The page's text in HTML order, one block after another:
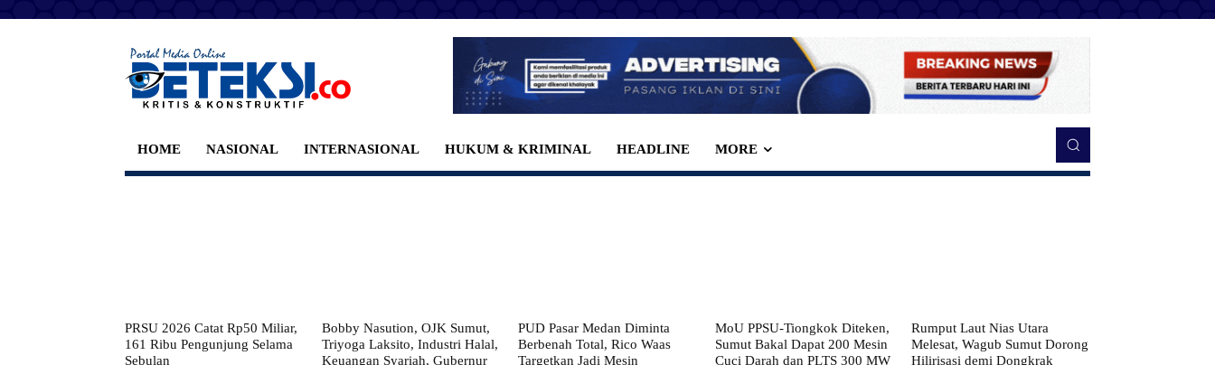
HOME NASIONAL INTERNASIONAL HUKUM & KRIMINAL HEADLINE MORE
PRSU 2026 Catat Rp50 Miliar,
161 Ribu Pengunjung Selama
Sebulan
Bobby Nasution, OJK Sumut,
Triyoga Laksito, Industri Halal,
Keuangan Syariah, Gubernur
PUD Pasar Medan Diminta
Berbenah Total, Rico Waas
Targetkan Jadi Mesin
MoU PPSU-Tiongkok Diteken,
Sumut Bakal Dapat 200 Mesin
Cuci Darah dan PLTS 300 MW
Rumput Laut Nias Utara
Melesat, Wagub Sumut Dorong
Hilirisasi demi Dongkrak